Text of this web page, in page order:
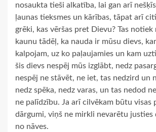
nosaukta tieši alkatība, lai gan arī
ļaunas tieksmes un kārības, tāpat arī
grēki, kas vēršas pret Dievu? Tas
kaunu tādēļ, ka nauda ir mūsu dievs,
kalpojam, uz ko paļaujamies un kam
šis dievs nespēj mūs izglābt, nedz
nespēj ne stāvēt, ne iet, tas nedzird un
nedz spēka, nedz varas, un tas nedod
ne palīdzību. Ja arī cilvēkam būtu visas
dārgumi, viņš ne mirkli nevarētu justies
no nāves.